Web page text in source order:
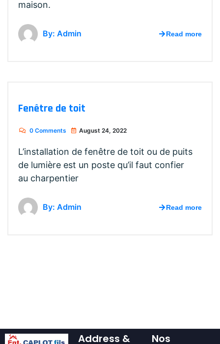
maison.
By: Admin Read more
Fenêtre de toit
0 Comments August 24, 2022
L’installation de fenêtre de toit ou de puits
de lumière est un poste qu’il faut confier
au charpentier
By: Admin Read more
Address & Nos